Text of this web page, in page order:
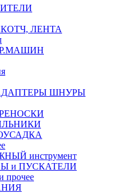
ЛЕНТА
ШНУРЫ
инструмент
и ПУСКАТЕЛИ